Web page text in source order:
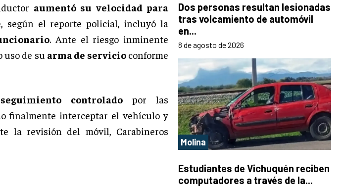
aumentó su velocidad para
según el reporte policial, incluyó la
. Ante el riesgo inminente
de su arma de servicioconforme
seguimiento controladopor las
finalmente interceptar el vehículo y
la revisión del móvil, Carabineros
Dos personas resultan lesionadas
tras volcamiento de automóvil
en...
8 de agosto de 2026
Molina
Estudiantes de Vichuquén reciben
computadores a través de la...